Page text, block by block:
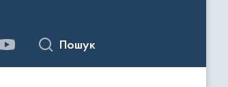
Пошук